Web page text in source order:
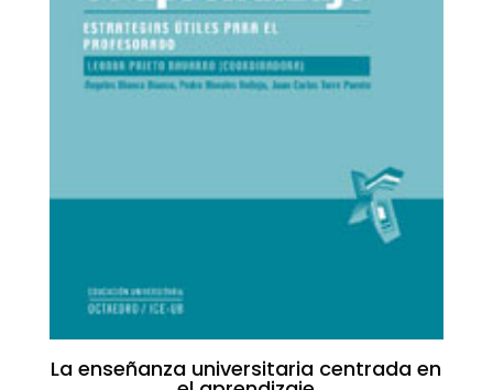
La enseñanza universitaria centrada en